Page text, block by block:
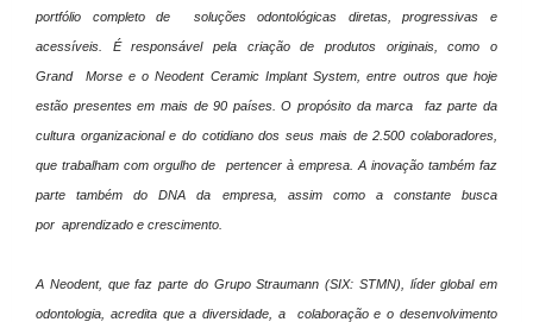
portfólio completo de soluções odontológicas diretas, progressivas e
acessíveis. É responsável pela criação de produtos originais, como o
Grand Morse e o Neodent Ceramic Implant System, entre outros que hoje
estão presentes em mais de 90 países. O propósito da marca faz parte da
cultura organizacional e do cotidiano dos seus mais de 2.500 colaboradores,
que trabalham com orgulho de pertencer à empresa. A inovação também faz
parte também do DNA da empresa, assim como a constante busca
por aprendizado e crescimento.
A Neodent, que faz parte do Grupo Straumann (SIX: STMN), líder global em
odontologia, acredita que a diversidade, a colaboração e o desenvolvimento